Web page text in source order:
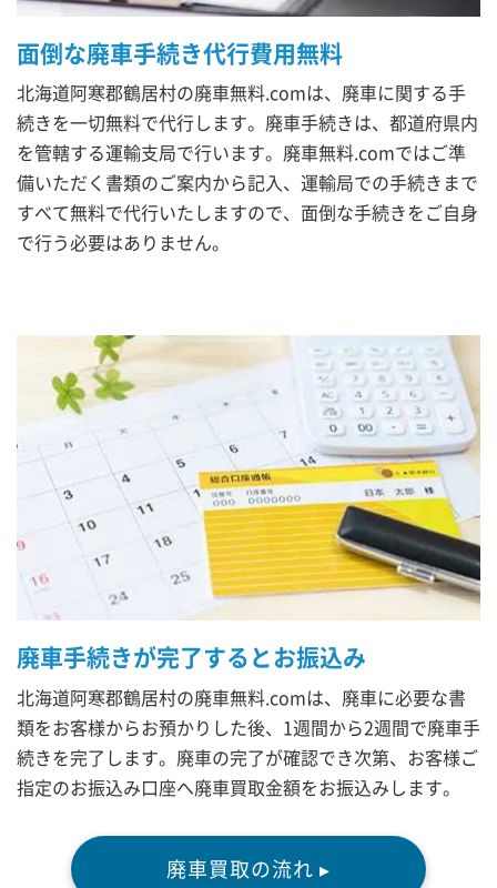
面倒な廃車手続き代行費用無料
北海道阿寒郡鶴居村の廃車無料.comは、廃車に関する手
続きを一切無料で代行します。廃車手続きは、都道府県内
を管轄する運輸支局で行います。廃車無料.comではご準
備いただく書類のご案内から記入、運輸局での手続きまで
すべて無料で代行いたしますので、面倒な手続きをご自身
で行う必要はありません。
廃車手続きが完了するとお振込み
北海道阿寒郡鶴居村の廃車無料.comは、廃車に必要な書
類をお客様からお預かりした後、1週間から2週間で廃車手
続きを完了します。廃車の完了が確認でき次第、お客様ご
指定のお振込み口座へ廃車買取金額をお振込みします。
廃車買取の流れ ▸